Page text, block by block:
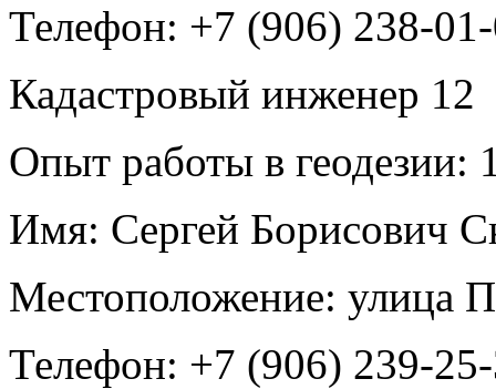
Телефон: +7 (906) 238-
Кадастровый инженер 12
Опыт работы в геодезии:
Имя: Сергей Борисович
Местоположение: улица
Телефон: +7 (906) 239-